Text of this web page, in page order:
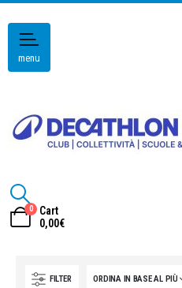
menu
0
Cart
0,00€
FILTER